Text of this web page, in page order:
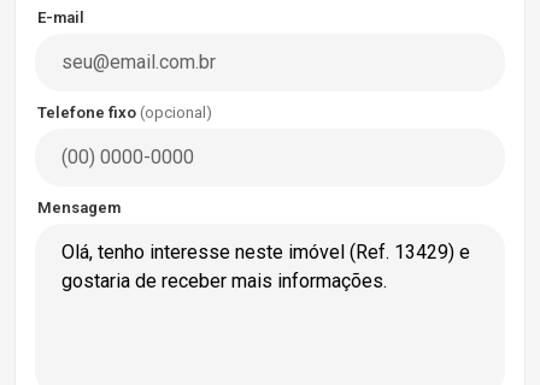
E-mail
Telefone fixo (opcional)
Mensagem